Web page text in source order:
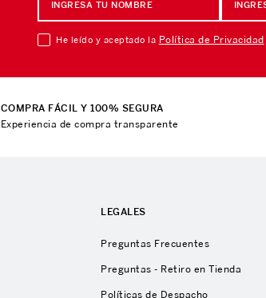
He leído y aceptado la Política de Privacidad
COMPRA FÁCIL Y 100% SEGURA
Experiencia de compra transparente
LEGALES
Preguntas Frecuentes
Preguntas - Retiro en Tienda
Políticas de Despacho